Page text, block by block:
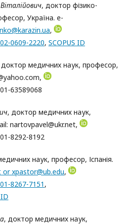
, доктор фізико-
Україна. e-
,
0609-2220, SCOPUS ID
доктор медичних наук, професор,
63589068
, доктор медичних наук,
nartovpavel@ukr.net,
8292-8192
наук, професор, Іспанія.
xpastor@ub.edu,
8267-7151 ,
, доктор медичних наук,